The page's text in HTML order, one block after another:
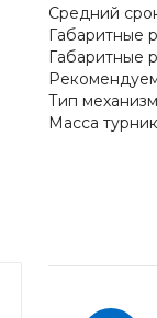
Средний срок
Габаритные
Габаритные
Тип
Масса